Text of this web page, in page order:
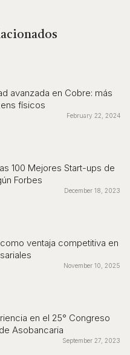
avanzada en Cobre: más
físicos
February 22, 2024
100 Mejores Start-ups de
Forbes
December 18, 2023
ventaja competitiva en
November 10, 2025
en el 25° Congreso
Asobancaria
September 27, 2023